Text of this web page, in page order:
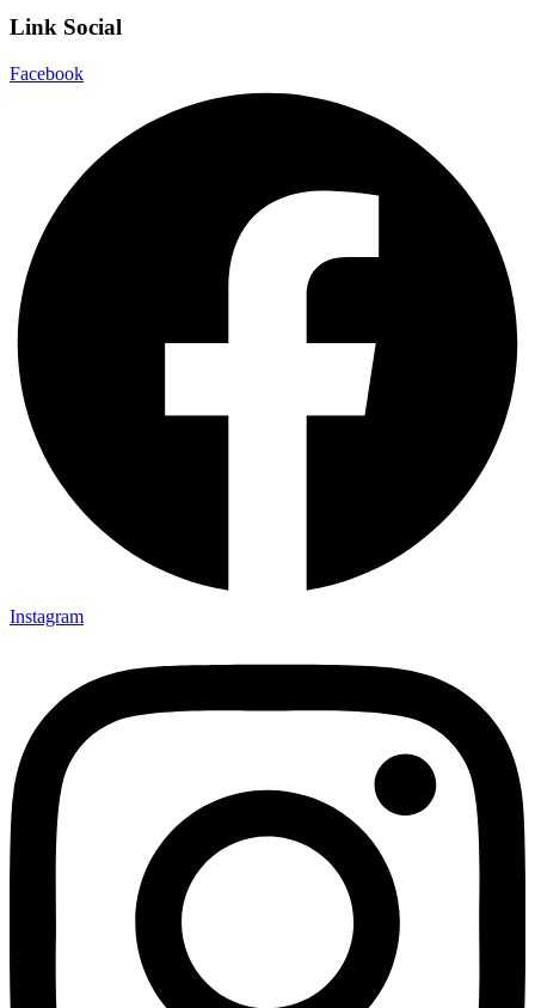
Link Social
Facebook
Instagram